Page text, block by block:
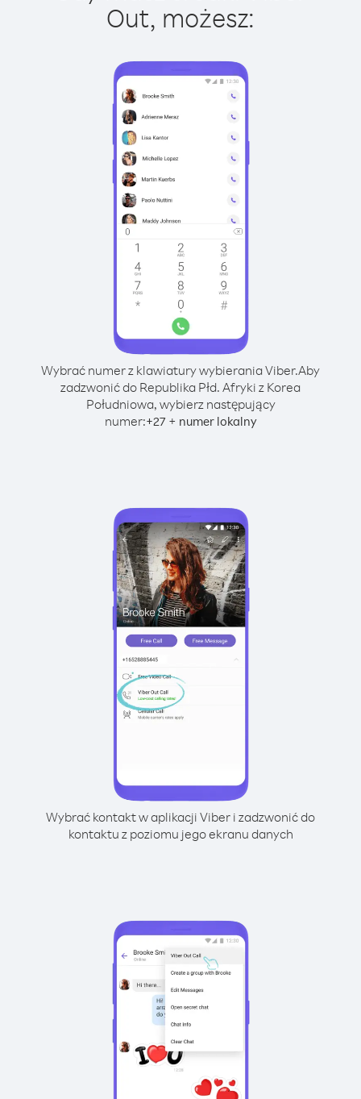
Out, możesz:
Wybrać numer z klawiatury wybierania Viber.Aby
zadzwonić do Republika Płd. Afryki z Korea
Południowa, wybierz następujący
numer:+27+ numer lokalny
Wybrać kontakt w aplikacji Viber i zadzwonić do
kontaktu z poziomu jego ekranu danych